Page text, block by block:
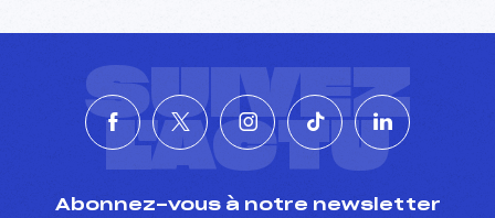
SUIVEZ
L'ACTU
Abonnez-vous à notre newsletter